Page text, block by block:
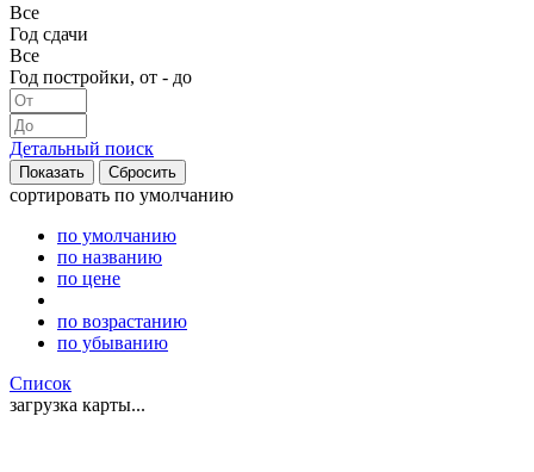
Все
Год сдачи
Все
Год постройки, от - до
Детальный поиск
сортировать по умолчанию
по умолчанию
по названию
по цене
по возрастанию
по убыванию
Список
загрузка карты...